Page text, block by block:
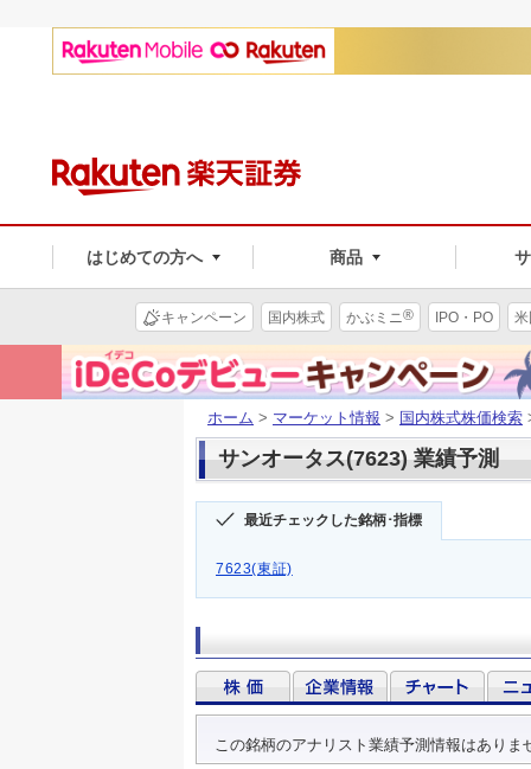
はじめての方へ 商品
キャンペーン 国内株式 かぶミニ® IPO・PO
ホーム > マーケット情報 > 国内株式株価検索
サンオータス(7623) 業績予測
最近チェックした銘柄･指標
7623(東証)